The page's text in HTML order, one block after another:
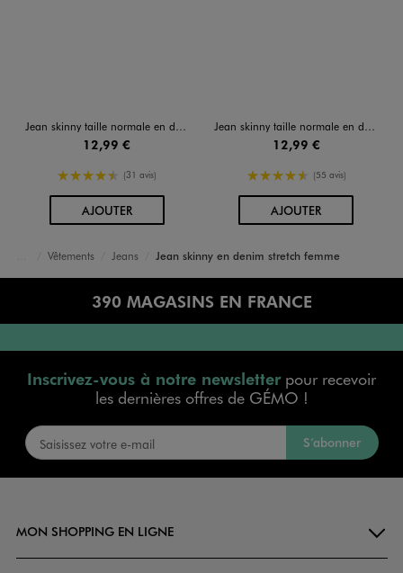
Jean skinny taille normale en denim de coton stretch femme
12,99 €
4.5/5 de moyenne
(31 avis)
AJOUTERAU PANIER
Jean skinny taille normale en denim stretch femme
12,99 €
4.5/5 de moyenne
(55 avis)
AJOUTERAU PANIER
Vêtements Jeans Jean skinny en denim stretch femme
390 MAGASINS EN FRANCE
Inscrivez-vous à notre newsletterpour recevoir
les dernières offres de GÉMO !
S’abonner
MON SHOPPING EN LIGNE